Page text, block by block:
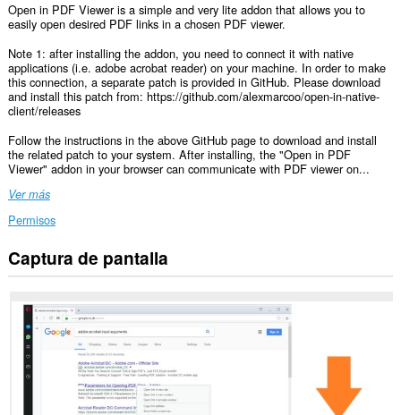
Open in PDF Viewer is a simple and very lite addon that allows you to
easily open desired PDF links in a chosen PDF viewer.
Note 1: after installing the addon, you need to connect it with native
applications (i.e. adobe acrobat reader) on your machine. In order to make
this connection, a separate patch is provided in GitHub. Please download
and install this patch from: https://github.com/alexmarcoo/open-in-native-
client/releases
Follow the instructions in the above GitHub page to download and install
the related patch to your system. After installing, the "Open in PDF
Viewer" addon in your browser can communicate with PDF viewer on...
Ver más
Permisos
This
extension
exchange
messages
with
programs
other
than
Captura de pantalla